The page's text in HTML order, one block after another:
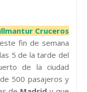
Cruceros
fin de semana
5 de la tarde del
de la ciudad
500 pasajeros y